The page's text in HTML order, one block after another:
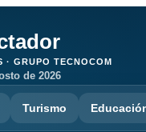
· GRUPO TECNOCOM
de 2026
Turismo